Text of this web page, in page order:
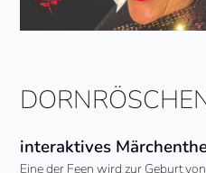
interaktives
Eine der Feen wird zur Geburt